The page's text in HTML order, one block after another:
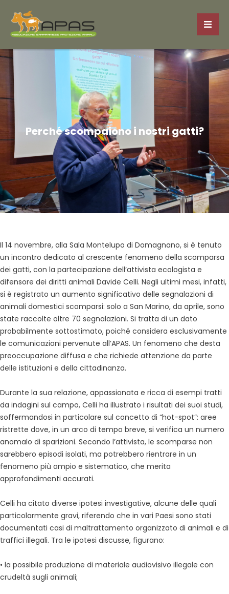
Perché scompaiono i nostri gatti?
Il 14 novembre, alla Sala Montelupo di Domagnano, si è tenuto
un incontro dedicato al crescente fenomeno della scomparsa
dei gatti, con la partecipazione dell’attivista ecologista e
difensore dei diritti animali Davide Celli. Negli ultimi mesi, infatti,
si è registrato un aumento significativo delle segnalazioni di
animali domestici scomparsi: solo a San Marino, da aprile, sono
state raccolte oltre 70 segnalazioni. Si tratta di un dato
probabilmente sottostimato, poiché considera esclusivamente
le comunicazioni pervenute all’APAS. Un fenomeno che desta
preoccupazione diffusa e che richiede attenzione da parte
delle istituzioni e della cittadinanza.
Durante la sua relazione, appassionata e ricca di esempi tratti
da indagini sul campo, Celli ha illustrato i risultati dei suoi studi,
soffermandosi in particolare sul concetto di “hot-spot”: aree
ristrette dove, in un arco di tempo breve, si verifica un numero
anomalo di sparizioni. Secondo l’attivista, le scomparse non
sarebbero episodi isolati, ma potrebbero rientrare in un
fenomeno più ampio e sistematico, che merita
approfondimenti accurati.
Celli ha citato diverse ipotesi investigative, alcune delle quali
particolarmente gravi, riferendo che in vari Paesi sono stati
documentati casi di maltrattamento organizzato di animali e di
traffici illegali. Tra le ipotesi discusse, figurano:
• la possibile produzione di materiale audiovisivo illegale con
crudeltà sugli animali;